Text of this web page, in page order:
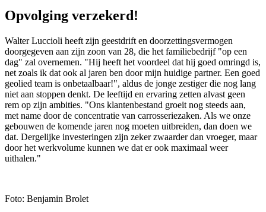
Opvolging verzekerd!
Walter Luccioli heeft zijn geestdrift en doorzettingsvermogen
doorgegeven aan zijn zoon van 28, die het familiebedrijf "op een
dag" zal overnemen. "Hij heeft het voordeel dat hij goed omringd is,
net zoals ik dat ook al jaren ben door mijn huidige partner. Een goed
geolied team is onbetaalbaar!", aldus de jonge zestiger die nog lang
niet aan stoppen denkt. De leeftijd en ervaring zetten alvast geen
rem op zijn ambities. "Ons klantenbestand groeit nog steeds aan,
met name door de concentratie van carrosseriezaken. Als we onze
gebouwen de komende jaren nog moeten uitbreiden, dan doen we
dat. Dergelijke investeringen zijn zeker zwaarder dan vroeger, maar
door het werkvolume kunnen we dat er ook maximaal weer
uithalen."
Foto: Benjamin Brolet